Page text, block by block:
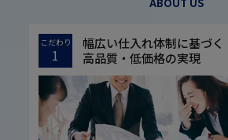
こだわり
1
幅広い仕入れ体制に基づく
高品質・低価格の実現